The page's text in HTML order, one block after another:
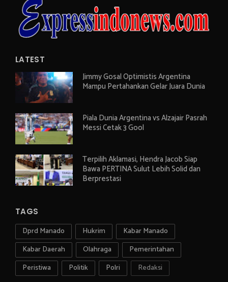
LATEST
Jimmy Gosal Optimistis Argentina
Mampu Pertahankan Gelar Juara Dunia
Piala Dunia Argentina vs Alzajair Pasrah
Messi Cetak 3 Gool
Terpilih Aklamasi, Hendra Jacob Siap
Bawa PERTINA Sulut Lebih Solid dan
Berprestasi
TAGS
Dprd Manado Hukrim
Kabar Manado
Kabar Daerah
Olahraga
Pemerintahan
Peristiwa
Politik Polri Redaksi